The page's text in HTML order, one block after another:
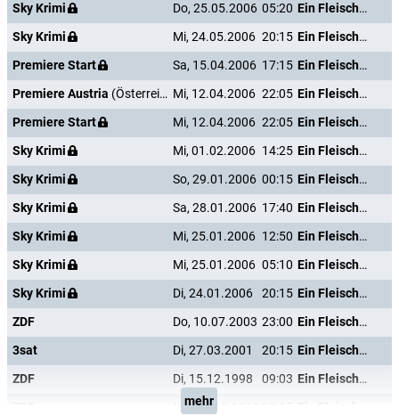
Sky Krimi
Do, 25.05.2006 05:20
Ein Fleisch und Blut
Sky Krimi
Mi, 24.05.2006 20:15
Ein Fleisch und Blut
Premiere Start
Sa, 15.04.2006 17:15
Ein Fleisch und Blut
Premiere Austria (Österreich) Mi, 12.04.2006 22:05
Ein Fleisch und Blut
Premiere Start
Mi, 12.04.2006 22:05
Ein Fleisch und Blut
Sky Krimi
Mi, 01.02.2006 14:25
Ein Fleisch und Blut
Sky Krimi
So, 29.01.2006 00:15
Ein Fleisch und Blut
Sky Krimi
Sa, 28.01.2006 17:40
Ein Fleisch und Blut
Sky Krimi
Mi, 25.01.2006 12:50
Ein Fleisch und Blut
Sky Krimi
Mi, 25.01.2006 05:10
Ein Fleisch und Blut
Sky Krimi
Di, 24.01.2006 20:15
Ein Fleisch und Blut
ZDF
Do, 10.07.2003 23:00
Ein Fleisch und Blut
3sat
Di, 27.03.2001 20:15
Ein Fleisch und Blut
ZDF
Di, 15.12.1998 09:03
Ein Fleisch und Blut
Mo, 14.12.1998
mehr